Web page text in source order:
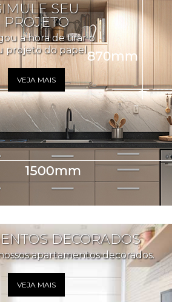
SEU
PROJETO
a hora de tirar o
projeto do papel
VEJA MAIS
DECORADOS
apartamentos decorados.
VEJA MAIS